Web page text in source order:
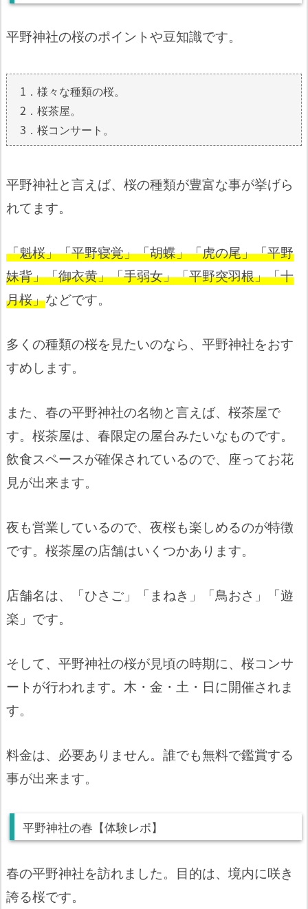
平野神社の桜のポイントや豆知識です。
1．様々な種類の桜。
2．桜茶屋。
3．桜コンサート。
平野神社と言えば、桜の種類が豊富な事が挙げら
れてます。
「魁桜」「平野寝覚」「胡蝶」「虎の尾」「平野
妹背」「御衣黄」「手弱女」「平野突羽根」「十
月桜」などです。
多くの種類の桜を見たいのなら、平野神社をおす
すめします。
また、春の平野神社の名物と言えば、桜茶屋で
す。桜茶屋は、春限定の屋台みたいなものです。
飲食スペースが確保されているので、座ってお花
見が出来ます。
夜も営業しているので、夜桜も楽しめるのが特徴
です。桜茶屋の店舗はいくつかあります。
店舗名は、「ひさご」「まねき」「鳥おさ」「遊
楽」です。
そして、平野神社の桜が見頃の時期に、桜コンサ
ートが行われます。木・金・土・日に開催されま
す。
料金は、必要ありません。誰でも無料で鑑賞する
事が出来ます。
平野神社の春【体験レポ】
春の平野神社を訪れました。目的は、境内に咲き
誇る桜です。